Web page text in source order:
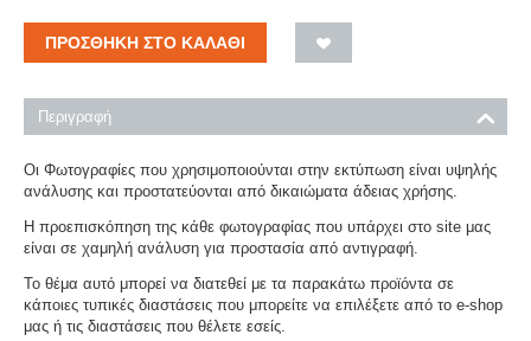
ΠΡΟΣΘΉΚΗ ΣΤΟ ΚΑΛΆΘΙ
Περιγραφή
Οι Φωτογραφίες που χρησιμοποιούνται στην εκτύπωση είναι υψηλής
ανάλυσης και προστατεύονται από δικαιώματα άδειας χρήσης.
Η προεπισκόπηση της κάθε φωτογραφίας που υπάρχει στο site μας
είναι σε χαμηλή ανάλυση για προστασία από αντιγραφή.
Το θέμα αυτό μπορεί να διατεθεί με τα παρακάτω προϊόντα σε
κάποιες τυπικές διαστάσεις που μπορείτε να επιλέξετε από το e-shop
μας ή τις διαστάσεις που θέλετε εσείς.